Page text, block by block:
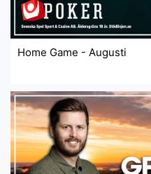
Home Game - Augusti